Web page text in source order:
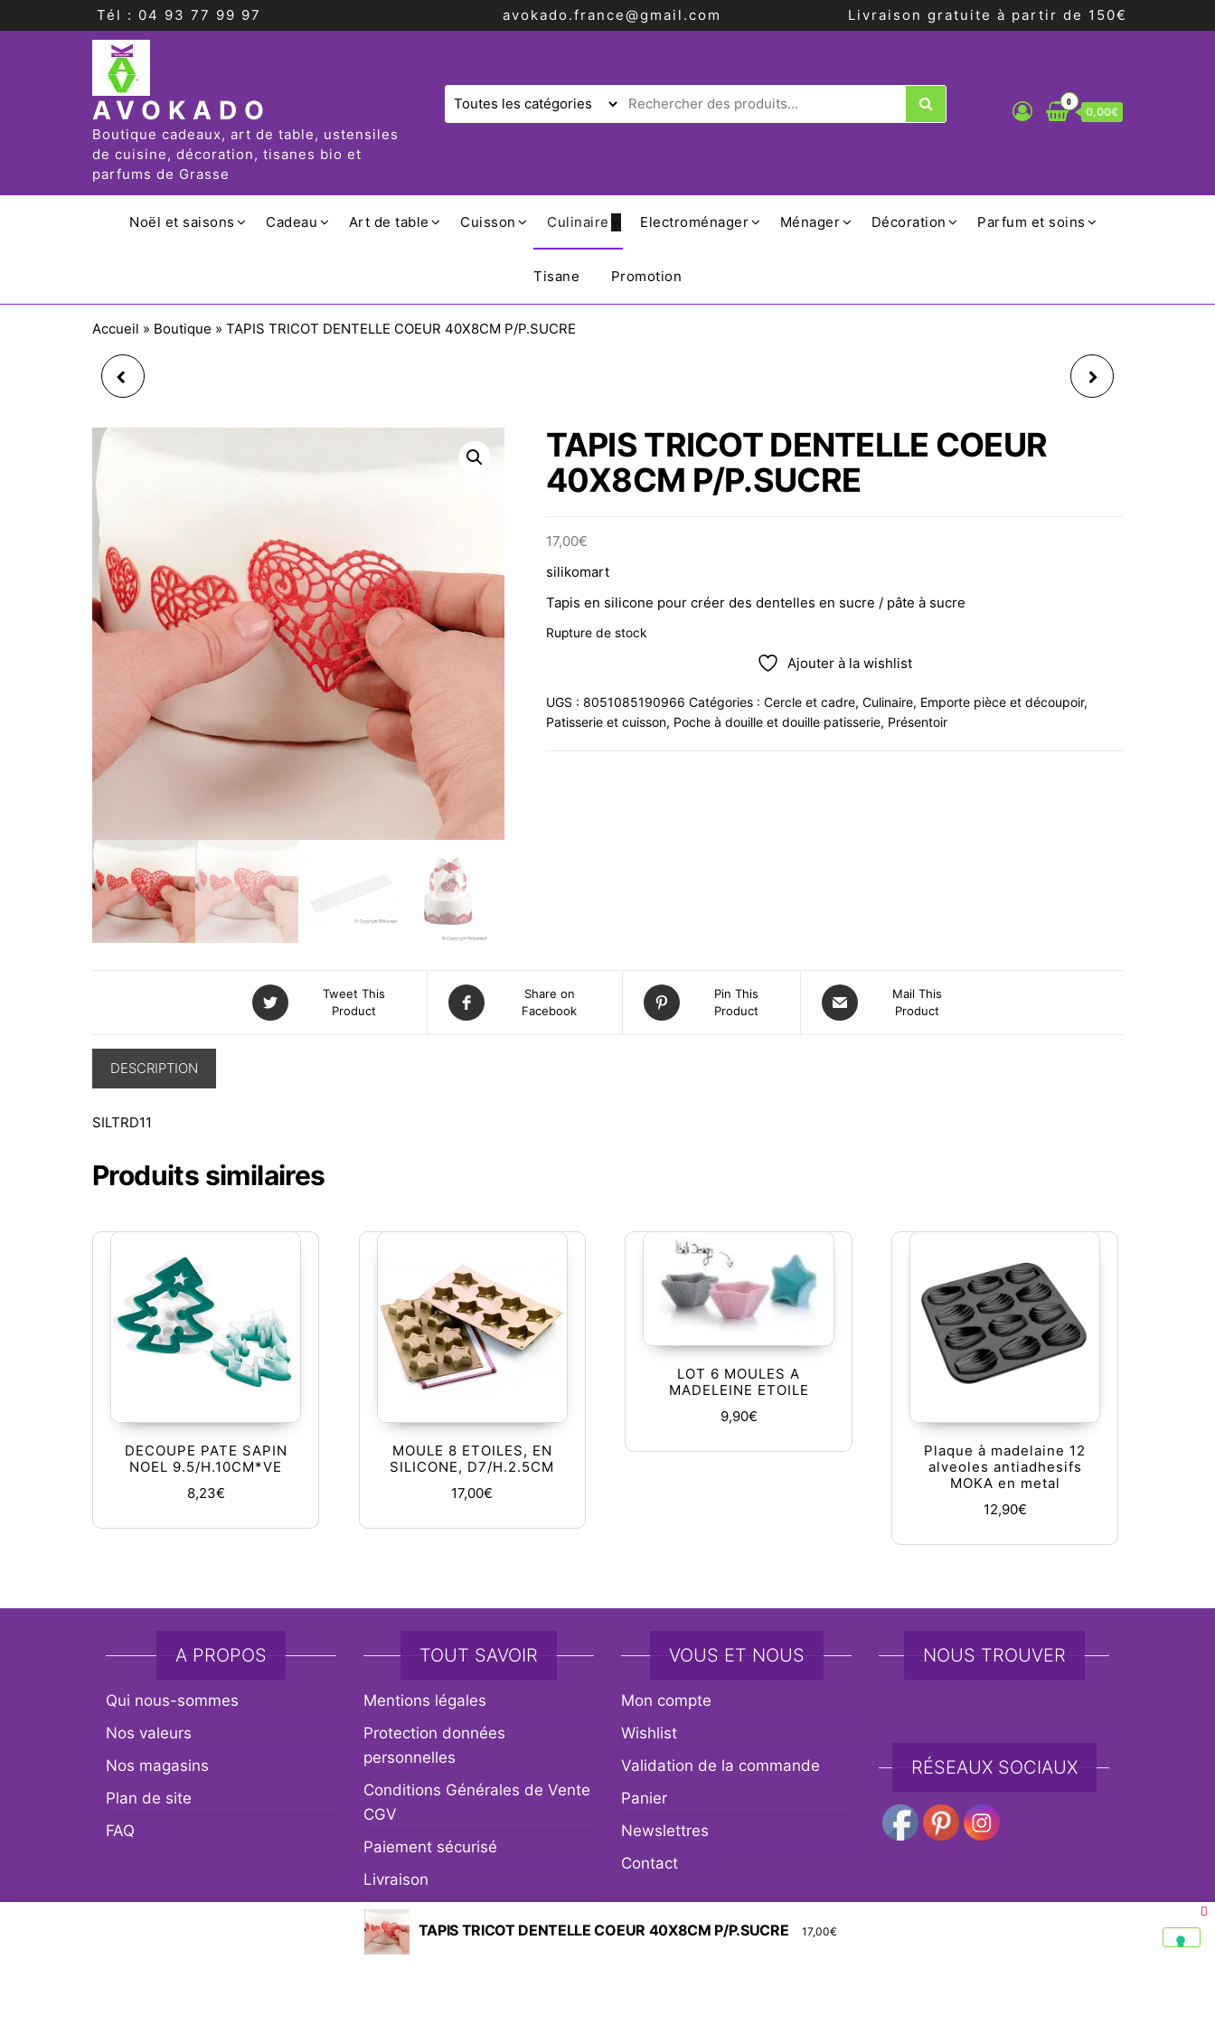
Tél : 04 93 77 99 97 avokado.france@gmail.com Livraison gratuite à partir de 150€
AVOKADO
Boutique cadeaux, art de table, ustensiles
de cuisine, décoration, tisanes bio et
parfums de Grasse
0
0,00€
Noël et saisons Cadeau Art de table Cuisson Culinaire Electroménager Ménager Décoration Parfum et soins
Tisane Promotion
Accueil » Boutique » TAPIS TRICOT DENTELLE COEUR 40X8CM P/P.SUCRE
TAPIS TRICOT DENTELLE COEUR
40X8CM P/P.SUCRE
17,00€
silikomart
Tapis en silicone pour créer des dentelles en sucre / pâte à sucre
Rupture de stock
Ajouter à la wishlist
UGS : 8051085190966 Catégories : Cercle et cadre, Culinaire, Emporte pièce et découpoir,
Patisserie et cuisson, Poche à douille et douille patisserie, Présentoir
Tweet This
Product
Share on
Facebook
Pin This
Product
Mail This
Product
DESCRIPTION
SILTRD11
Produits similaires
DECOUPE PATE SAPIN
NOEL 9.5/H.10CM*VE
8,23€
MOULE 8 ETOILES, EN
SILICONE, D7/H.2.5CM
17,00€
LOT 6 MOULES A
MADELEINE ETOILE
9,90€
Plaque à madelaine 12
alveoles antiadhesifs
MOKA en metal
12,90€
A PROPOS
Qui nous-sommes
Nos valeurs
Nos magasins
Plan de site
FAQ
TOUT SAVOIR
Mentions légales
Protection données
personnelles
Conditions Générales de Vente
CGV
Paiement sécurisé
Livraison
Retour et remboursement
VOUS ET NOUS
Mon compte
Wishlist
Validation de la commande
Panier
Newslettres
Contact
NOUS TROUVER
RÉSEAUX SOCIAUX
TAPIS TRICOT DENTELLE COEUR 40X8CM P/P.SUCRE 17,00€